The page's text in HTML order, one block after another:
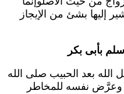
إليها بشئ من الإيجاز
بعد الحبيب صلى الله
نفسه للمخاطر